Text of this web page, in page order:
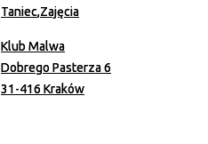
Taniec,Zajęcia
Klub Malwa
Dobrego Pasterza 6
31-416 Kraków